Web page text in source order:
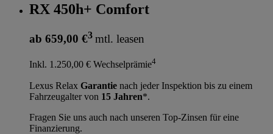
RX 450h+ Comfort
ab 659,00 €3 mtl. leasen
Inkl. 1.250,00 € Wechselprämie4
Lexus Relax Garantie nach jeder Inspektion bis zu einem
Fahrzeugalter von 15 Jahren*.
Fragen Sie uns auch nach unseren Top-Zinsen für eine
Finanzierung.